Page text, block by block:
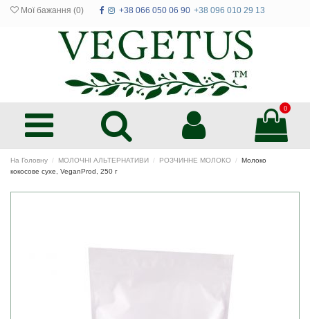
Мої бажання (0) +38 066 050 06 90 +38 096 010 29 13
0
На Головну МОЛОЧНІ АЛЬТЕРНАТИВИ РОЗЧИННЕ МОЛОКО
Молоко
кокосове сухе, VeganProd, 250 г